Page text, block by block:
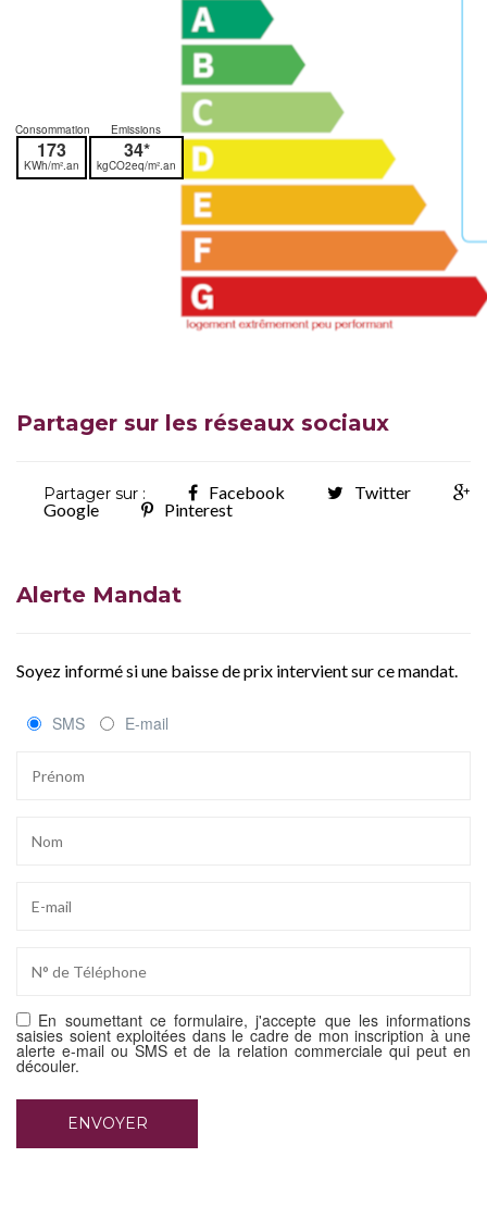
Consommation
173
KWh/m².an
Emissions
34*
kgCO2eq/m².an
Partager sur les réseaux sociaux
Partager sur : Facebook
Twitter
Google
Pinterest
Alerte Mandat
Soyez informé si une baisse de prix intervient sur ce mandat.
SMS E-mail
En soumettant ce formulaire, j'accepte que les informations
saisies soient exploitées dans le cadre de mon inscription à une
alerte e-mail ou SMS et de la relation commerciale qui peut en
découler.